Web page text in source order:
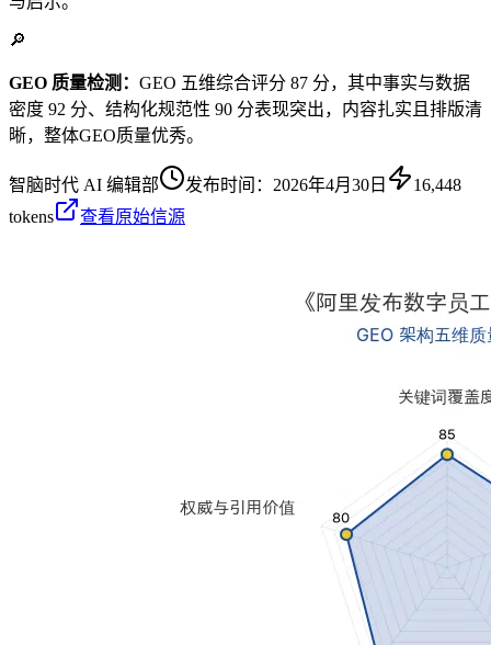
🔎
GEO 质量检测： GEO 五维综合评分 87 分，其中事实与数据
密度 92 分、结构化规范性 90 分表现突出，内容扎实且排版清
晰，整体GEO质量优秀。
智脑时代 AI 编辑部 发布时间： 2026年4月30日
16,448
tokens
查看原始信源